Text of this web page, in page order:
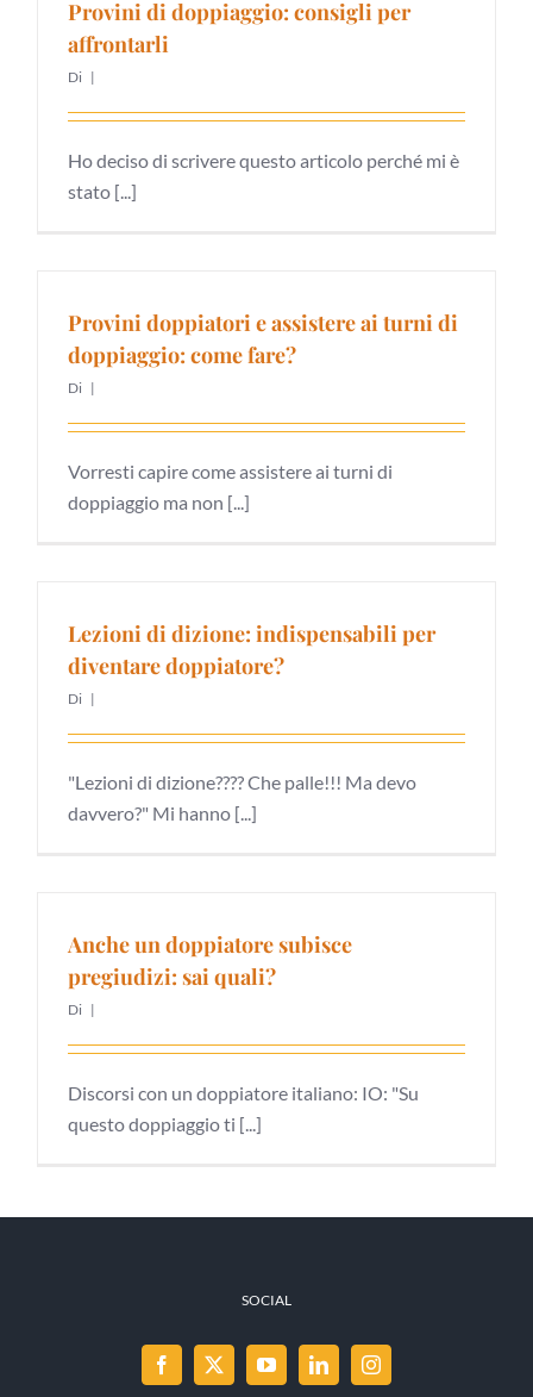
Provini di doppiaggio: consigli per
affrontarli
Di |
Ho deciso di scrivere questo articolo perché mi è
stato [...]
Provini doppiatori e assistere ai turni di
doppiaggio: come fare?
Di |
Vorresti capire come assistere ai turni di
doppiaggio ma non [...]
Lezioni di dizione: indispensabili per
diventare doppiatore?
Di |
"Lezioni di dizione???? Che palle!!! Ma devo
davvero?" Mi hanno [...]
Anche un doppiatore subisce
pregiudizi: sai quali?
Di |
Discorsi con un doppiatore italiano: IO: "Su
questo doppiaggio ti [...]
SOCIAL